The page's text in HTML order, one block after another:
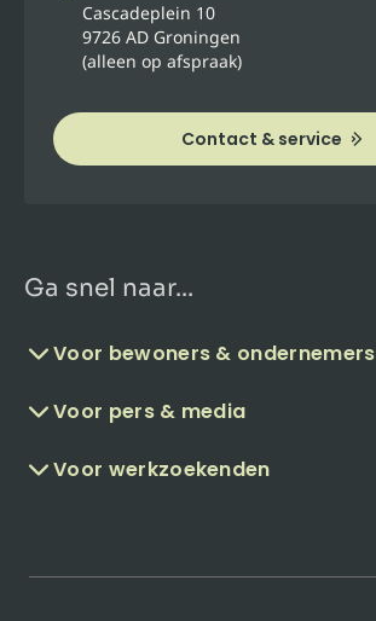
Cascadeplein 10
9726 AD Groningen
(alleen op afspraak)
Contact & service
Ga snel naar...
Voor bewoners & ondernemers
Voor pers & media
Voor werkzoekenden